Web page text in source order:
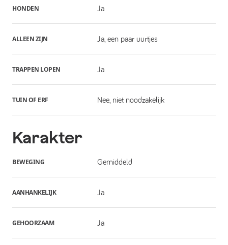
HONDEN Ja
ALLEEN ZIJN Ja, een paar uurtjes
TRAPPEN LOPEN Ja
TUIN OF ERF Nee, niet noodzakelijk
Karakter
BEWEGING Gemiddeld
AANHANKELIJK Ja
GEHOORZAAM Ja